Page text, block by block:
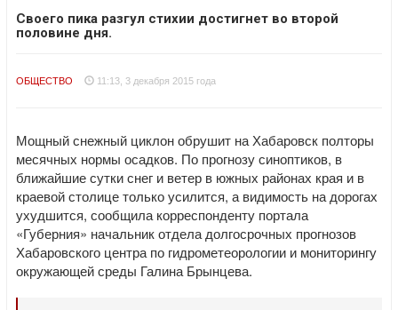
Своего пика разгул стихии достигнет во второй
половине дня.
ОБЩЕСТВО 11:13, 3 декабря 2015 года
Мощный снежный циклон обрушит на Хабаровск полторы
месячных нормы осадков. По прогнозу синоптиков, в
ближайшие сутки снег и ветер в южных районах края и в
краевой столице только усилится, а видимость на дорогах
ухудшится, сообщила корреспонденту портала
«Губерния» начальник отдела долгосрочных прогнозов
Хабаровского центра по гидрометеорологии и мониторингу
окружающей среды Галина Брынцева.